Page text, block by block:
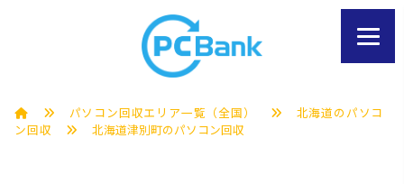
パソコン回収エリア一覧（全国）
北海道のパソコ
ン回収
北海道津別町のパソコン回収